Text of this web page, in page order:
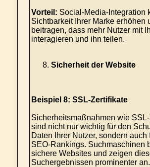
Vorteil: Social-Media-Integration
Sichtbarkeit Ihrer Marke erhöhen
beitragen, dass mehr Nutzer mit
interagieren und ihn teilen.
Sicherheit der Website
Beispiel 8: SSL-Zertifikate
Sicherheitsmaßnahmen wie
sind nicht nur wichtig für den
Daten Ihrer Nutzer, sondern auch
SEO-Rankings. Suchmaschinen
sichere Websites und zeigen
Suchergebnissen prominenter an.